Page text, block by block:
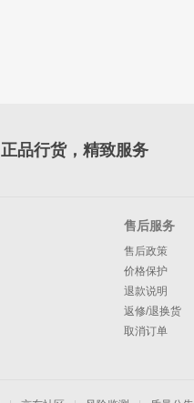
正品行货，精致服务
售后服务
售后政策
价格保护
退款说明
返修/退换货
取消订单